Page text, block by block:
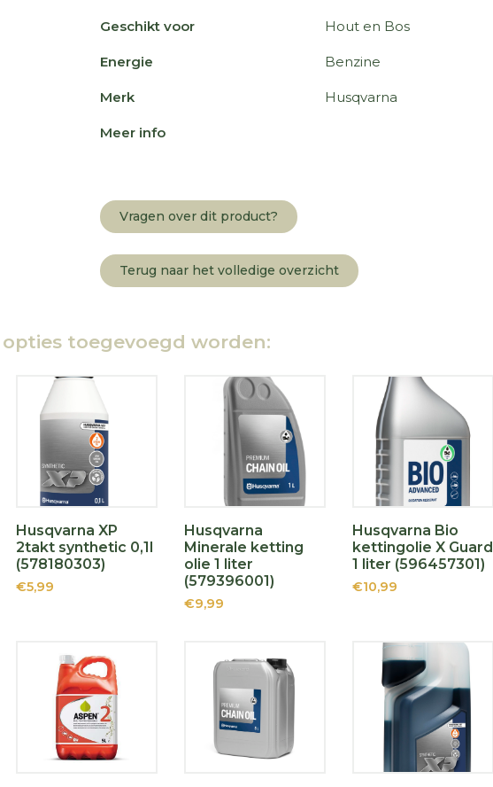
Geschikt voor Hout en Bos
Energie Benzine
Merk Husqvarna
Meer info
Vragen over dit product?
Terug naar het volledige overzicht
toegevoegd worden:
Husqvarna XP
2takt synthetic 0,1l
(578180303)
€5,99
Husqvarna
Minerale ketting
olie 1 liter
(579396001)
€9,99
Husqvarna Bio
kettingolie X Guard
1 liter (596457301)
€10,99